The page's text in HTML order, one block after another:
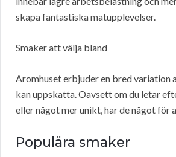
skapa fantastiska matupplevelser.
Smaker att välja bland
Aromhuset erbjuder en bred variation
kan uppskatta. Oavsett om du letar
eller något mer unikt, har de något för
Populära smaker